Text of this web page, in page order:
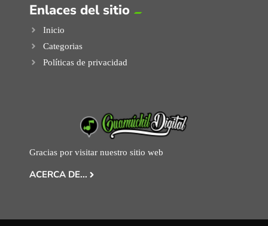
Enlaces del sitio
Inicio
Categorias
Políticas de privacidad
Gracias por visitar nuestro sitio web
ACERCA DE...